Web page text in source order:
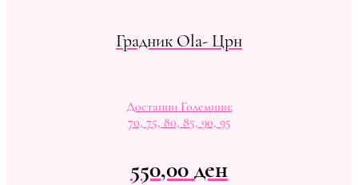
Градник Ola- Црн
Достапни Големини:
70, 75, 80, 85, 90, 95
550,00ден